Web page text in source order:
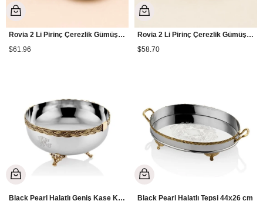
Rovia 2 Li Pirinç Çerezlik Gümüş GLB-64
$61.96
Rovia 2 Li Pirinç Çerezlik Gümüş GLB-62
$58.70
Black Pearl Halatlı Geniş Kase Küçük Boy
Black Pearl Halatlı Tepsi 44x26 cm